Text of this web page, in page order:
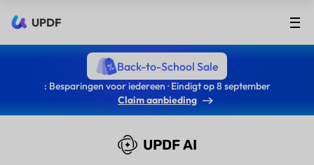
UPDF
Back-to-School Sale
: Besparingen voor iedereen · Eindigt op 8 september
Claim aanbieding
UPDF AI